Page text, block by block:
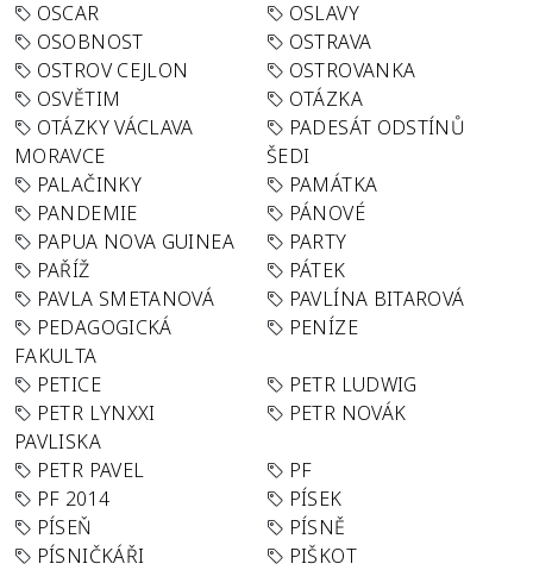
OSCAR
OSLAVY
OSOBNOST
OSTRAVA
OSTROV CEJLON
OSTROVANKA
OSVĚTIM
OTÁZKA
OTÁZKY VÁCLAVA
MORAVCE
PADESÁT ODSTÍNŮ
ŠEDI
PALAČINKY
PAMÁTKA
PANDEMIE
PÁNOVÉ
PAPUA NOVA GUINEA
PARTY
PAŘÍŽ
PÁTEK
PAVLA SMETANOVÁ
PAVLÍNA BITAROVÁ
PEDAGOGICKÁ
FAKULTA
PENÍZE
PETICE
PETR LUDWIG
PETR LYNXXI
PAVLISKA
PETR NOVÁK
PETR PAVEL
PF
PF 2014
PÍSEK
PÍSEŇ
PÍSNĚ
PÍSNIČKÁŘI
PIŠKOT